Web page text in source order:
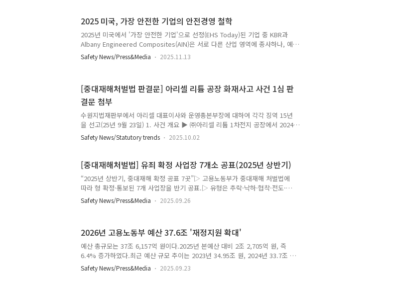
다. 경찰과 소방당국은 온열질환에 의한 사망 가능성을 중심으로정확한 사고 경
위를 조사하고 있다. 폭염으로 인한 온열질환 예방수칙 사업주는 노동자가 체감
온도 31℃ 이상 되는 작업장에서 일하는 경우 온열질환 예방조치를 해야 한다.
온열질..
2025 미국, 가장 안전한 기업의 안전경영 철학
2025년 미국에서 '가장 안전한 기업'으로 선정(EHS Today)된 기업 중 KBR과
Albany Engineered Composites(AIN)은 서로 다른 산업 영역에 종사하나, 예
방 중심의 EHS(환경·보건·안전) 철학을 공유하고 있다. "SIF"글로벌 엔지니어링
기업인 KBR은 '사고가 일어나기 전에 멈추는 조직'을 목표로 SIF(Serious
치하도록 지원한다. 또한 KBR은 CEO를 포함한 임원진이 직접 참여하는 EHS 리
더십 서밋을 정례화하며, 안전 성과를 재무 성과와 동등하게 평가하는 정책을 시
행하고 있다. 이러한 리더십..
Safety News/Press&Media 2025.11.13
[중대재해처벌법 판결문] 아리셀 리튬 공장 화재사고 사건 1심 판
결문 첨부
수원지법재판부에서 아리셀 대표이사와 운영총본부장에 대하여 각각 징역 15년
을 선고(25년 9월 23일) 1. 사건 개요 ▶ ㈜아리셀 리튬 1차전지 공장에서 2024
년 6월 24일 폭발 및 대형 화재가 발생하여 23명이 사망, 9명이 부상함.2. 주요
원인 및 책임 ▶ 경영진의 안전관리 의무 위반(열감지기 미설치, 전지 분리 미
사임. 주요 선고대표이사 및 운영총괄본부장: 각 징역 15년, 벌금(일부)기타 현장
관리자 및 타법인 대표: 징역·금고 및 벌금법인 아리셀: 벌금 8억 원관련 파견업
체 및 건축사: 각 벌금형 3. 범죄사실 인정 ▶ 안전 조치 미흡, 불법파견, 산재은
폐, 건축법 위반, 군납용 전지 검사 업무방해 및 사..
Safety News/Statutory trends 2025.10.02
[중대재해처벌법] 유죄 확정 사업장 7개소 공표(2025년 상반기)
“2025년 상반기, 중대재해 확정 공표 7곳”▷ 고용노동부가 중대재해 처벌법에
따라 형 확정·통보된 7개 사업장을 반기 공표.▷ 유형은 추락·낙하·협착·전도·
역과(깔림)·관통이 다수.▷ 경영책임자 6명 집행유예, 1명 벌금형.▶ 왜 같은 사
고가 반복되는가? 현장에서 바로 막는 체크포인트까지㈜우진플라임 (2022-02-
사·작업계획서 미작성 / 신호방법·신호자 미지정 / 협착 대책 미흡㈜다움종합건
설-천안물류창고 (2022-05-05 / 충남 천안시 / 사망 1명)(1) 재해: PC 보 위 작업
중 바닥 추락 사망(2) 위반: 시행령..
Safety News/Press&Media 2025.09.26
2026년 고용노동부 예산 37.6조 '재정지원 확대'
예산 총규모는 37조 6,157억 원이다.2025년 본예산 대비 2조 2,705억 원, 즉
6.4% 증가하였다.최근 예산 규모 추이는 2023년 34.95조 원, 2024년 33.7조 원,
2025년 35.3조 원, 2026년 37.6조 원으로 지속적으로 증가하는 추세이다.2026
년 고용노동부 예산안은 전체 예산과 인력이 전년 대비 증가했다. 중점적으로 인
Safety News/Press&Media 2025.09.23